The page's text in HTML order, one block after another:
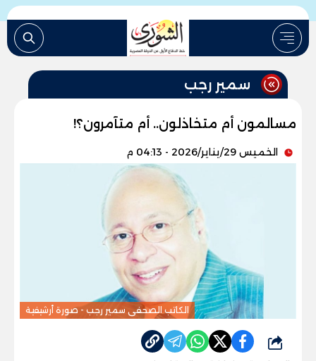
سمير رجب
مسالمون أم متخاذلون.. أم متآمرون؟!
الخميس 29/يناير/2026 - 04:13 م
الكاتب الصحفى سمير رجب - صورة أرشيفية
شارك